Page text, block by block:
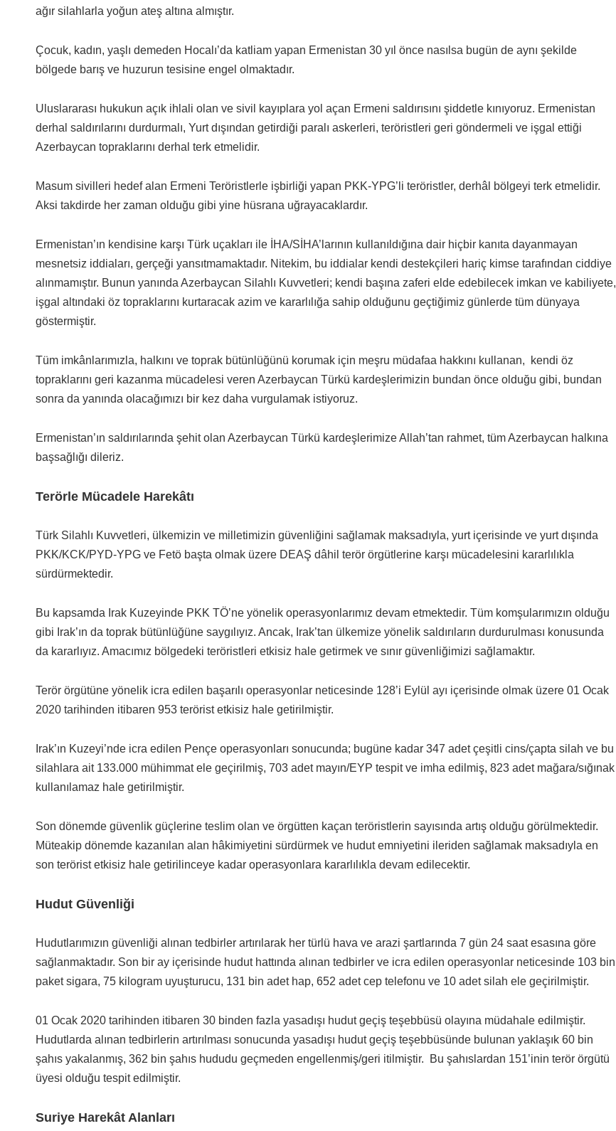
ağır silahlarla yoğun ateş altına almıştır.
Çocuk, kadın, yaşlı demeden Hocalı’da katliam yapan Ermenistan 30 yıl önce nasılsa bugün de aynı şekilde
bölgede barış ve huzurun tesisine engel olmaktadır.
Uluslararası hukukun açık ihlali olan ve sivil kayıplara yol açan Ermeni saldırısını şiddetle kınıyoruz. Ermenistan
derhal saldırılarını durdurmalı, Yurt dışından getirdiği paralı askerleri, teröristleri geri göndermeli ve işgal ettiği
Azerbaycan topraklarını derhal terk etmelidir.
Masum sivilleri hedef alan Ermeni Teröristlerle işbirliği yapan PKK-YPG’li teröristler, derhâl bölgeyi terk etmelidir.
Aksi takdirde her zaman olduğu gibi yine hüsrana uğrayacaklardır.
Ermenistan’ın kendisine karşı Türk uçakları ile İHA/SİHA’larının kullanıldığına dair hiçbir kanıta dayanmayan
mesnetsiz iddiaları, gerçeği yansıtmamaktadır. Nitekim, bu iddialar kendi destekçileri hariç kimse tarafından ciddiye
alınmamıştır. Bunun yanında Azerbaycan Silahlı Kuvvetleri; kendi başına zaferi elde edebilecek imkan ve kabiliyete,
işgal altındaki öz topraklarını kurtaracak azim ve kararlılığa sahip olduğunu geçtiğimiz günlerde tüm dünyaya
göstermiştir.
Tüm imkânlarımızla, halkını ve toprak bütünlüğünü korumak için meşru müdafaa hakkını kullanan, kendi öz
topraklarını geri kazanma mücadelesi veren Azerbaycan Türkü kardeşlerimizin bundan önce olduğu gibi, bundan
sonra da yanında olacağımızı bir kez daha vurgulamak istiyoruz.
Ermenistan’ın saldırılarında şehit olan Azerbaycan Türkü kardeşlerimize Allah’tan rahmet, tüm Azerbaycan halkına
başsağlığı dileriz.
Terörle Mücadele Harekâtı
Türk Silahlı Kuvvetleri, ülkemizin ve milletimizin güvenliğini sağlamak maksadıyla, yurt içerisinde ve yurt dışında
PKK/KCK/PYD-YPG ve Fetö başta olmak üzere DEAŞ dâhil terör örgütlerine karşı mücadelesini kararlılıkla
sürdürmektedir.
Bu kapsamda Irak Kuzeyinde PKK TÖ’ne yönelik operasyonlarımız devam etmektedir. Tüm komşularımızın olduğu
gibi Irak’ın da toprak bütünlüğüne saygılıyız. Ancak, Irak’tan ülkemize yönelik saldırıların durdurulması konusunda
da kararlıyız. Amacımız bölgedeki teröristleri etkisiz hale getirmek ve sınır güvenliğimizi sağlamaktır.
Terör örgütüne yönelik icra edilen başarılı operasyonlar neticesinde 128’i Eylül ayı içerisinde olmak üzere 01 Ocak
2020 tarihinden itibaren 953 terörist etkisiz hale getirilmiştir.
Irak’ın Kuzeyi’nde icra edilen Pençe operasyonları sonucunda; bugüne kadar 347 adet çeşitli cins/çapta silah ve bu
silahlara ait 133.000 mühimmat ele geçirilmiş, 703 adet mayın/EYP tespit ve imha edilmiş, 823 adet mağara/sığınak
kullanılamaz hale getirilmiştir.
Son dönemde güvenlik güçlerine teslim olan ve örgütten kaçan teröristlerin sayısında artış olduğu görülmektedir.
Müteakip dönemde kazanılan alan hâkimiyetini sürdürmek ve hudut emniyetini ileriden sağlamak maksadıyla en
son terörist etkisiz hale getirilinceye kadar operasyonlara kararlılıkla devam edilecektir.
Hudut Güvenliği
Hudutlarımızın güvenliği alınan tedbirler artırılarak her türlü hava ve arazi şartlarında 7 gün 24 saat esasına göre
sağlanmaktadır. Son bir ay içerisinde hudut hattında alınan tedbirler ve icra edilen operasyonlar neticesinde 103 bin
paket sigara, 75 kilogram uyuşturucu, 131 bin adet hap, 652 adet cep telefonu ve 10 adet silah ele geçirilmiştir.
01 Ocak 2020 tarihinden itibaren 30 binden fazla yasadışı hudut geçiş teşebbüsü olayına müdahale edilmiştir.
Hudutlarda alınan tedbirlerin artırılması sonucunda yasadışı hudut geçiş teşebbüsünde bulunan yaklaşık 60 bin
şahıs yakalanmış, 362 bin şahıs hududu geçmeden engellenmiş/geri itilmiştir. Bu şahıslardan 151’inin terör örgütü
üyesi olduğu tespit edilmiştir.
Suriye Harekât Alanları